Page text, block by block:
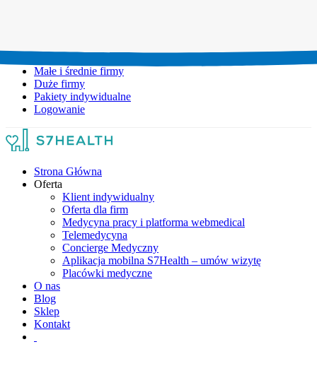
Małe i średnie firmy
Duże firmy
Pakiety indywidualne
Logowanie
Strona Główna
Oferta
Klient indywidualny
Oferta dla firm
Medycyna pracy i platforma webmedical
Telemedycyna
Concierge Medyczny
Aplikacja mobilna S7Health – umów wizytę
Placówki medyczne
O nas
Blog
Sklep
Kontakt